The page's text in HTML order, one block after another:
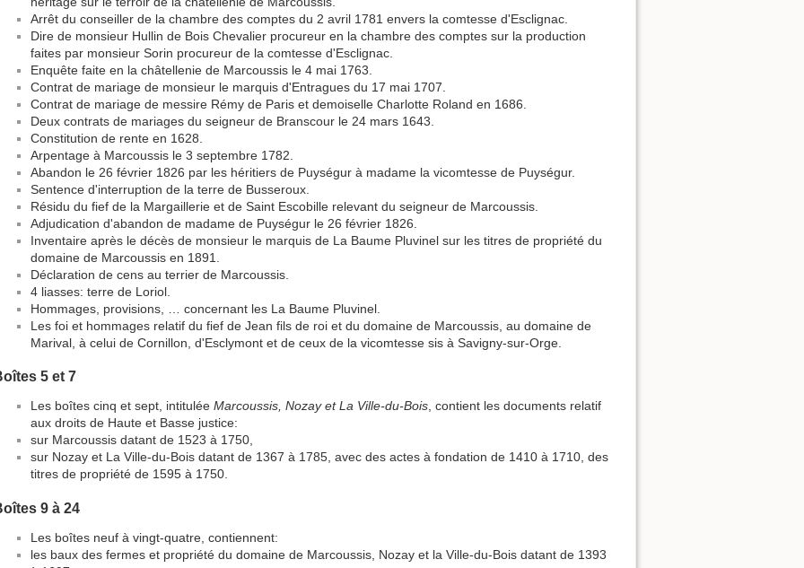
Arrêt du conseiller de la chambre des comptes du 2 avril 1781 envers la comtesse d'Esclignac.
Dire de monsieur Hullin de Bois Chevalier procureur en la chambre des comptes sur la production
faites par monsieur Sorin procureur de la comtesse d'Esclignac.
Enquête faite en la châtellenie de Marcoussis le 4 mai 1763.
Contrat de mariage de monsieur le marquis d'Entragues du 17 mai 1707.
Contrat de mariage de messire Rémy de Paris et demoiselle Charlotte Roland en 1686.
Deux contrats de mariages du seigneur de Branscour le 24 mars 1643.
Constitution de rente en 1628.
Arpentage à Marcoussis le 3 septembre 1782.
Abandon le 26 février 1826 par les héritiers de Puységur à madame la vicomtesse de Puységur.
Sentence d'interruption de la terre de Busseroux.
Résidu du fief de la Margaillerie et de Saint Escobille relevant du seigneur de Marcoussis.
Adjudication d'abandon de madame de Puységur le 26 février 1826.
Inventaire après le décès de monsieur le marquis de La Baume Pluvinel sur les titres de propriété du
domaine de Marcoussis en 1891.
Déclaration de cens au terrier de Marcoussis.
4 liasses: terre de Loriol.
Hommages, provisions, … concernant les La Baume Pluvinel.
Les foi et hommages relatif du fief de Jean fils de roi et du domaine de Marcoussis, au domaine de
Marival, à celui de Cornillon, d'Esclymont et de ceux de la vicomtesse sis à Savigny-sur-Orge.
5 et 7
Les boîtes cinq et sept, intitulée Marcoussis, Nozay et La Ville-du-Bois, contient les documents relatif
aux droits de Haute et Basse justice:
sur Marcoussis datant de 1523 à 1750,
sur Nozay et La Ville-du-Bois datant de 1367 à 1785, avec des actes à fondation de 1410 à 1710, des
titres de propriété de 1595 à 1750.
9 à 24
Les boîtes neuf à vingt-quatre, contiennent:
les baux des fermes et propriété du domaine de Marcoussis, Nozay et la Ville-du-Bois datant de 1393